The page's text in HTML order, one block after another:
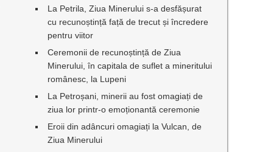
La Petrila, Ziua Minerului s-a desfășurat
cu recunoștință față de trecut și încredere
pentru viitor
Ceremonii de recunoștință de Ziua
Minerului, în capitala de suflet a mineritului
românesc, la Lupeni
La Petroșani, minerii au fost omagiați de
ziua lor printr-o emoționantă ceremonie
Eroii din adâncuri omagiați la Vulcan, de
Ziua Minerului